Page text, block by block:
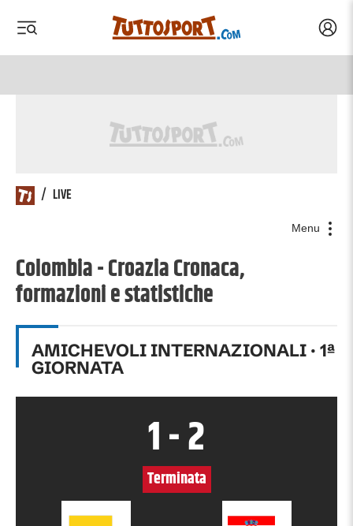
/ LIVE
Menu
Colombia - Croazia Cronaca,
formazioni e statistiche
AMICHEVOLI INTERNAZIONALI · 1ª
GIORNATA
1-2
Terminata